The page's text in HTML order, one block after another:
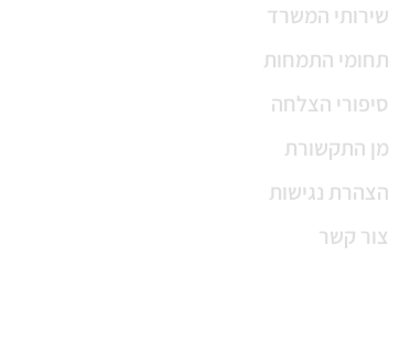
שירותי המשרד
תחומי התמחות
סיפורי הצלחה
מן התקשורת
הצהרת נגישות
צור קשר